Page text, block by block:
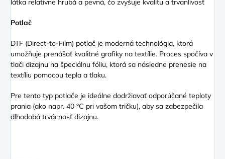
látka relatívne hrubá a pevná, čo zvyšuje kvalitu a trvanlivosť
Potlač
DTF (Direct-to-Film) potlač je moderná technológia, ktorá
umožňuje prenášať kvalitné grafiky na textílie. Proces spočíva v
tlači dizajnu na špeciálnu fóliu, ktorá sa následne prenesie na
textíliu pomocou tepla a tlaku.
Pre tento typ potlače je ideálne dodržiavať odporúčané teploty
prania (ako napr. 40 °C pri vašom tričku), aby sa zabezpečila
dlhodobá trvácnosť dizajnu.